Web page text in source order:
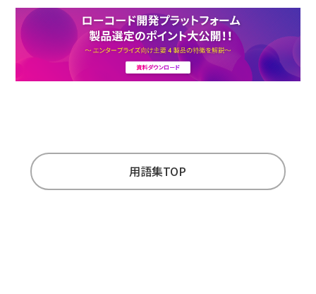
用語集TOP